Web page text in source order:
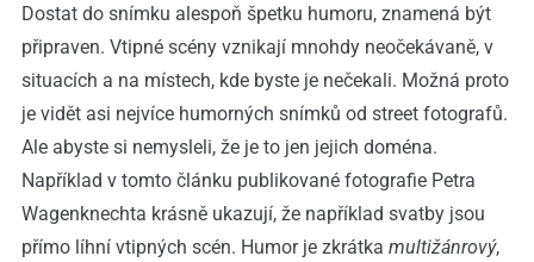
Dostat do snímku alespoň špetku humoru, znamená být
připraven. Vtipné scény vznikají mnohdy neočekávaně, v
situacích a na místech, kde byste je nečekali. Možná proto
je vidět asi nejvíce humorných snímků od street fotografů.
Ale abyste si nemysleli, že je to jen jejich doména.
Například v tomto článku publikované fotografie Petra
Wagenknechta krásně ukazují, že například svatby jsou
přímo líhní vtipných scén. Humor je zkrátka multižánrový,